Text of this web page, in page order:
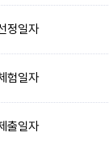
정일자
험일자
출일자